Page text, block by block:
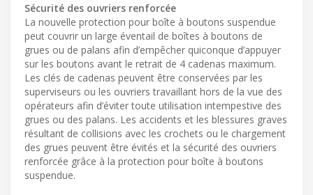
Sécurité des ouvriers renforcée
La nouvelle protection pour boîte à boutons suspendue
peut couvrir un large éventail de boîtes à boutons de
grues ou de palans afin d’empêcher quiconque d’appuyer
sur les boutons avant le retrait de 4 cadenas maximum.
Les clés de cadenas peuvent être conservées par les
superviseurs ou les ouvriers travaillant hors de la vue des
opérateurs afin d’éviter toute utilisation intempestive des
grues ou des palans. Les accidents et les blessures graves
résultant de collisions avec les crochets ou le chargement
des grues peuvent être évités et la sécurité des ouvriers
renforcée grâce à la protection pour boîte à boutons
suspendue.